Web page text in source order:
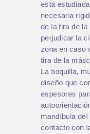
está
necesaria
de la tira de
perjudicar la
zona en caso
tira de la
La boquilla,
diseño que
espesores
mandíbula
contacto con